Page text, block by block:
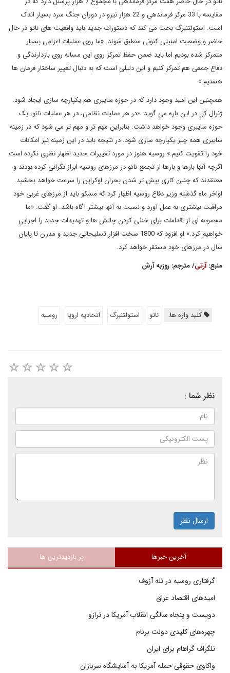
مقایسه با 33 مرکز فرماندهی و 22 هزار نیرو در دوران جنگ سرد بسیار اندک
است. استولتنبرگ بحث می کند که دستورات جدید باید واقعیت های ناتو در حال
حاضر و وضعیت امنیتی کنونی منطبق شوند. «ما روی عملیات اعزامی بسیار
متمرکز شده بودیم اما باید ضمن حفظ تمرکز روی این مساله روی بازدارندگی و
دفاع جمعی هم تمرکز کنیم و این دلیلی است که به دنبال تغییر ساختار فرمان ها
هستیم.»
همچنین این امید وجود دارد که در حوزه سایبری هم یکپارچه سازی ایجاد شود.
ژنرال کل در این باره می گوید: «در هر عملیات نظامی، در هر عملیات نانو، یک
حوزه سایبری وجود خواهد داشت. بنابراین مهم تر و مهم تر می شود که در زمینه
سایبری همه چیز یکپارچه سازی شود. در نتیجه باید در این زمینه نیز امکانات
خود را تقویت کنیم.» روسیه هنوز در مورد تغییرات جدید اظهار نظری نکرده است
اگرچه آنها بارها و بارها از تجمع ناتو در مرزهای روسیه ابراز نگرانی کرده بودند و
معتقدند که چنین کاری بیش تر شدن بحران اوکراین را سرعت خواهد بخشید.
اواخر ماه گذشته وزیر دفاع روسیه اظهار کرد که مسکو باید از مرزهای غربی خود
مراقبت بیشتری به عمل آورد و نسبت به آنها بیشتر آگاه باشد. او گفت: «ما
مجموعه ای از اقدامات برای خنثی کردن چالش ها و تهدیدات جدید را اجرایی
خواهیم کرد.» او افزود که 1800 سخت افزار تسلیحاتی جدید و مدرن تا پایان
سال در مرزهای خود مستقر خواهد کرد.
منبع:آرتی/ مترجم: روزبه آرش
کلید واژه ها: ناتو استولتنبرگ اتحادیه اروپا روسیه
نظر شما :
ارسال نظر
آخرین خبرها پر بازدیدترین ها
گرفتاری روسیه در تله آزوف
امیدهای اقتصاد عراق
دویست و پنجاه سالگی انقلاب آمریکا در ترازو
چهره‌های کلیدی دولت برنام
تلگراف گراهام برای ایران
واکاوی حقوقی حمله آمریکا به آسایشگاه سربازان